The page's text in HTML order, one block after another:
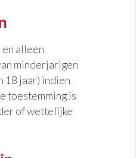
alleen
minderjarigen
18 jaar) indien
toestemming is
of wettelijke